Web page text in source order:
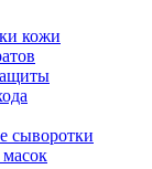
кожи
сыворотки